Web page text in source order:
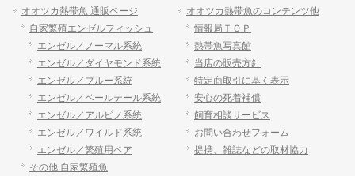
オオツカ熱帯魚 通販ページ
自家繁殖エンゼルフィッシュ
エンゼル／ノーマル系統
エンゼル／ダイヤモンド系統
エンゼル／ブルー系統
エンゼル／ベールテール系統
エンゼル／アルビノ系統
エンゼル／ワイルド系統
エンゼル／繁殖用ペア
その他 自家繁殖魚
オオツカ熱帯魚のコンテンツ他
情報局ＴＯＰ
熱帯魚写真館
当店の販売方針
特定商取引に基く表示
安心の死着補償
飼育相談サービス
お問い合わせフォーム
提携、雑誌などの取材協力